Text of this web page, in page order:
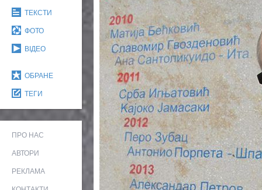
ТЕКСТИ
ФОТО
ВІДЕО
ОБРАНЕ
ТЕГИ
ПРО НАС
АВТОРИ
РЕКЛАМА